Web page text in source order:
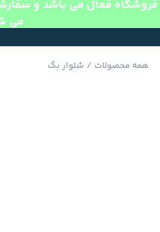
فروشگاه فعال می باشد و
می
همه محصولات / شلوار بگ